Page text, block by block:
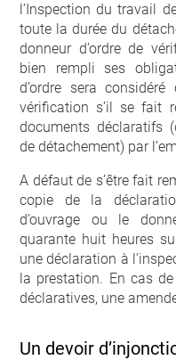
l’Inspection du travail
toute la durée du
donneur d’ordre de
bien rempli ses
d’ordre sera
vérification s’il se fait
documents déclaratifs
de détachement) par
A défaut de s’être fait
copie de la
d’ouvrage ou le
quarante huit heures
une déclaration à
la prestation. En cas
déclaratives, une
Un devoir